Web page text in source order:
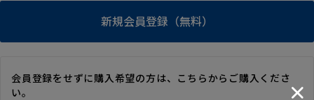
新規会員登録（無料）
会員登録をせずに購入希望の方は、こちらからご購入くださ
い。